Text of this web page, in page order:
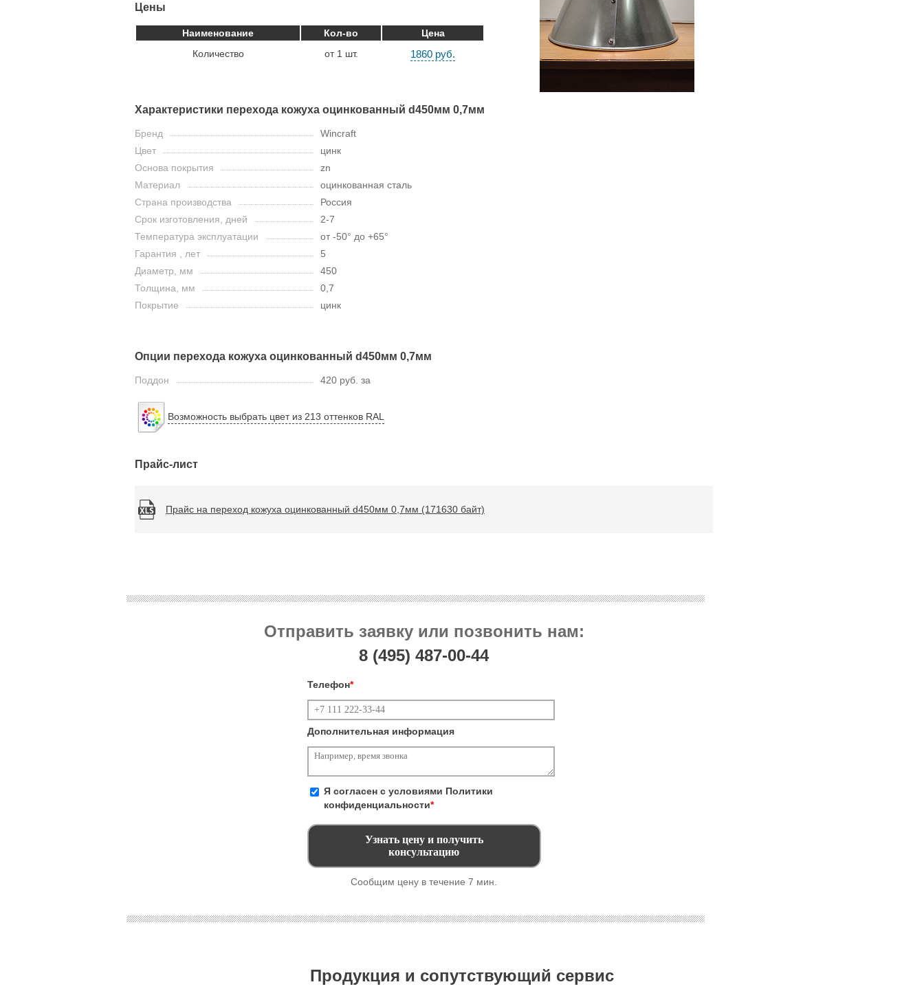
Цены
Наименование Кол-во
Цена
Количество
от 1 шт. 1860 руб.
Характеристики перехода кожуха оцинкованный d450мм 0,7мм
Бренд
Wincraft
Цвет
цинк
Основа покрытия
zn
Материал
оцинкованная сталь
Страна производства
Россия
Срок изготовления, дней
2-7
Температура эксплуатации
от -50° до +65°
Гарантия , лет
5
Диаметр, мм
450
Толщина, мм
0,7
Покрытие
цинк
Опции перехода кожуха оцинкованный d450мм 0,7мм
Поддон 420 руб. за
Возможность выбрать цвет из 213 оттенков RAL
Прайс-лист
Прайс на переход кожуха оцинкованный d450мм 0,7мм (171630 байт)
Отправить заявку или позвонить нам:
8 (495) 487-00-44
Телефон*
Дополнительная информация
Я согласен с условиями Политики
конфиденциальности*
Сообщим цену в течение 7 мин.
Продукция и сопутствующий сервис